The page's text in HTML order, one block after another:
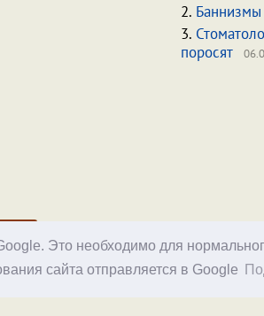
Это необходимо для
сайта отправляется в Google
2. Баннизмы
3.
поросят